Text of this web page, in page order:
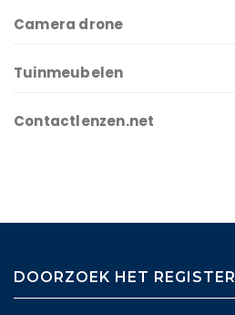
Camera drone
Tuinmeubelen
Contactlenzen.net
DOORZOEK HET REGISTER